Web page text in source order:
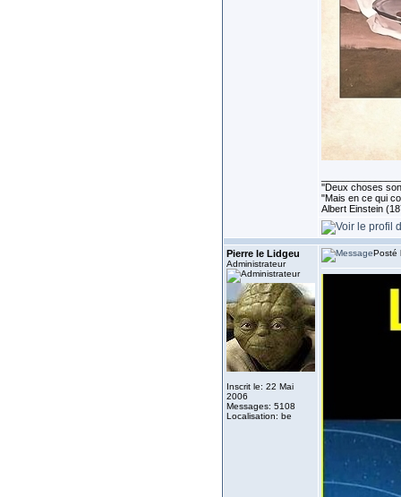
''Deux choses
"Mais en ce qui
Albert Einstein
Pierre le Lidgeu
Administrateur
Inscrit le: 22 Mai
2006
Messages: 5108
Localisation: be
Posté